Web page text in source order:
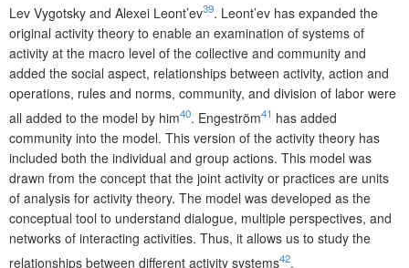
Lev Vygotsky and Alexei Leont’ev39. Leont’ev has expanded the
original activity theory to enable an examination of systems of
activity at the macro level of the collective and community and
added the social aspect, relationships between activity, action and
operations, rules and norms, co­mmunity, and division of labor were
all added to the model by him40. Engeström41 has added
community into the model. This version of the activity theory has
included both the individual and group actions. This model was
drawn from the concept that the joint activity or practices are units
of analysis for activity theory. The model was developed as the
conceptual tool to understand dialogue, multiple perspectives, and
networks of interacting activities. Thus, it allows us to study the
relationships between different activity systems42.